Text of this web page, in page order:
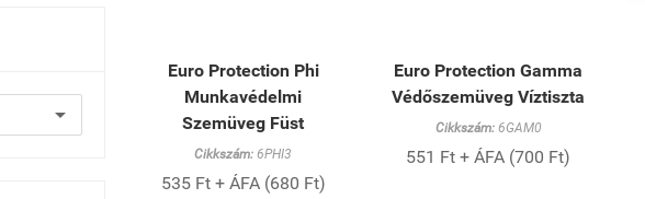
Euro Protection Phi
Munkavédelmi
Szemüveg Füst
Cikkszám: 6PHI3
535 Ft + ÁFA (680 Ft)
Euro Protection Gamma
Védőszemüveg Víztiszta
Cikkszám:6GAM0
551 Ft + ÁFA (700 Ft)